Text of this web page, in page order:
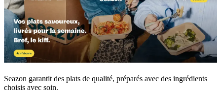
Seazon garantit des plats de qualité, préparés avec des ingrédients
choisis avec soin.